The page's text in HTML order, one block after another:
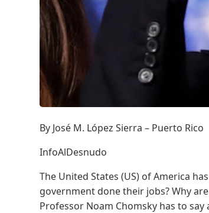
By José M. López Sierra – Puerto Rico
InfoAlDesnudo
The United States (US) of America
government done their jobs? Why
Professor Noam Chomsky has to say